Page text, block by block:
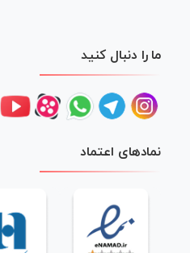
ما را دنبال کنید
نمادهای اعتماد